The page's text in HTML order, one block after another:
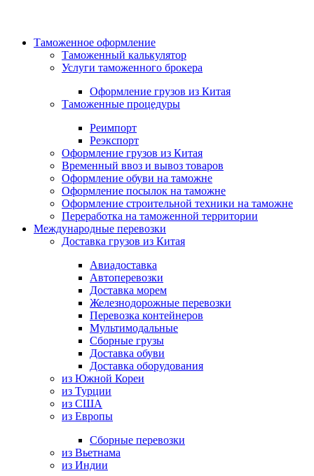
Таможенное оформление
Таможенный калькулятор
Услуги таможенного брокера
Оформление грузов из Китая
Таможенные процедуры
Реимпорт
Реэкспорт
Оформление грузов из Китая
Временный ввоз и вывоз товаров
Оформление обуви на таможне
Оформление посылок на таможне
Оформление строительной техники на таможне
Переработка на таможенной территории
Международные перевозки
Доставка грузов из Китая
Авиадоставка
Автоперевозки
Доставка морем
Железнодорожные перевозки
Перевозка контейнеров
Мультимодальные
Сборные грузы
Доставка обуви
Доставка оборудования
из Южной Кореи
из Турции
из США
из Европы
Сборные перевозки
из Вьетнама
из Индии